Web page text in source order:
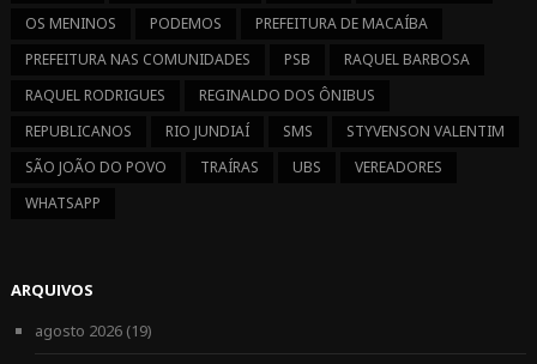
OS MENINOS
PODEMOS
PREFEITURA DE MACAÍBA
PREFEITURA NAS COMUNIDADES
PSB
RAQUEL BARBOSA
RAQUEL RODRIGUES
REGINALDO DOS ÔNIBUS
REPUBLICANOS
RIO JUNDIAÍ SMS
STYVENSON VALENTIM
SÃO JOÃO DO POVO
TRAÍRAS UBS
VEREADORES
WHATSAPP
ARQUIVOS
agosto 2026(19)